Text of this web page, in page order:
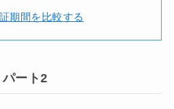
期間を比較する
ート2